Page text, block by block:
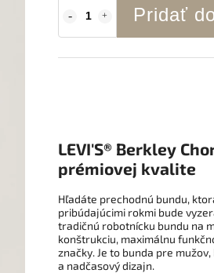
Pridať
LEVI'S® Berkley
prémiovej kvalite
Hľadáte prechodnú bundu,
pribúdajúcimi rokmi bude
tradičnú robotnícku bundu na
konštrukciu, maximálnu
značky. Je to bunda pre
a nadčasový dizajn.